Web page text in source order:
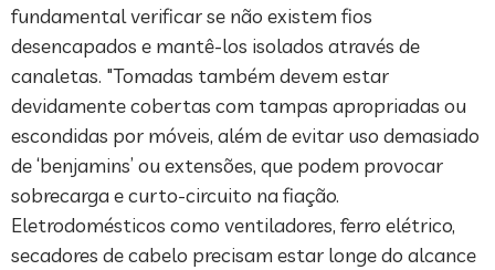
fundamental verificar se não existem fios
desencapados e mantê-los isolados através de
canaletas. "Tomadas também devem estar
devidamente cobertas com tampas apropriadas ou
escondidas por móveis, além de evitar uso demasiado
de ‘benjamins’ ou extensões, que podem provocar
sobrecarga e curto-circuito na fiação.
Eletrodomésticos como ventiladores, ferro elétrico,
secadores de cabelo precisam estar longe do alcance